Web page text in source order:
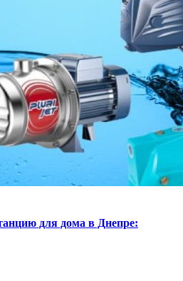
для дома в Днепре: